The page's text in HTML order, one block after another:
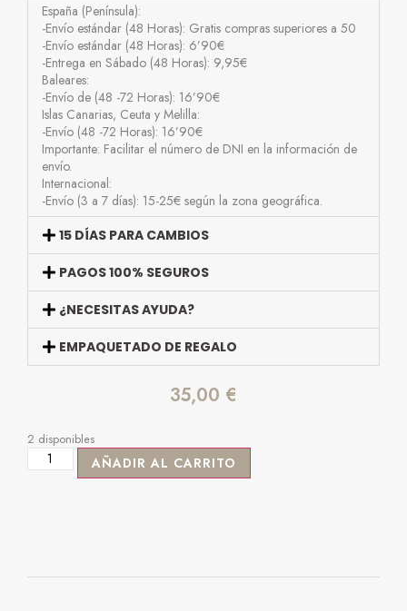
España (Península):
-Envío estándar (48 Horas): Gratis compras superiores a 50
-Envío estándar (48 Horas): 6’90€
-Entrega en Sábado (48 Horas): 9,95€
Baleares:
-Envío de (48 -72 Horas): 16’90€
Islas Canarias, Ceuta y Melilla:
-Envío (48 -72 Horas): 16’90€
Importante: Facilitar el número de DNI en la información de
envío.
Internacional:
-Envío (3 a 7 días): 15-25€ según la zona geográfica.
15 DÍAS PARA CAMBIOS
PAGOS 100% SEGUROS
¿NECESITAS AYUDA?
EMPAQUETADO DE REGALO
35,00 €
2 disponibles
AÑADIR AL CARRITO